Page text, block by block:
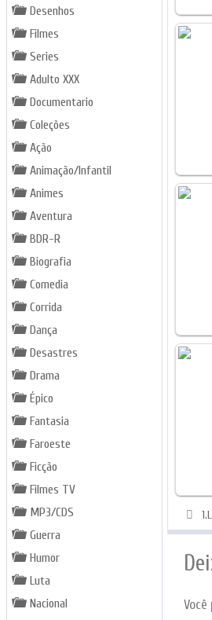
Desenhos
Filmes
Series
Adulto XXX
Documentario
Coleções
Ação
Animação/Infantil
Animes
Aventura
BDR-R
Biografia
Comedia
Corrida
Dança
Desastres
Drama
Épico
Fantasia
Faroeste
Ficção
Filmes TV
MP3/CDS
Guerra
Humor
Luta
Nacional